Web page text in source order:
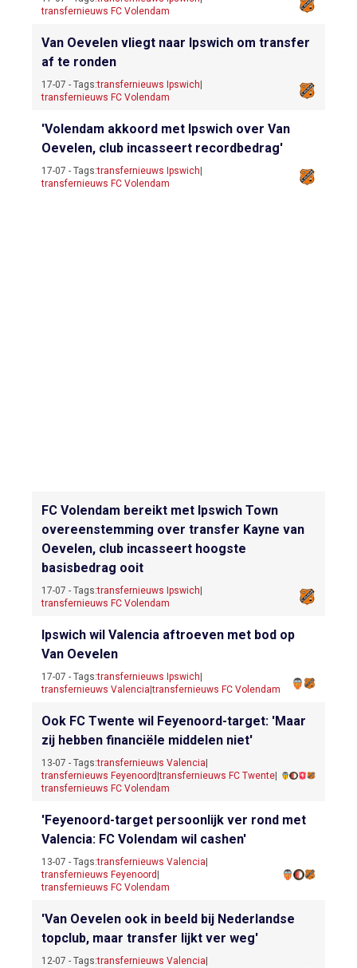
transfernieuws FC Volendam
Van Oevelen vliegt naar Ipswich om transfer
af te ronden
17-07 - Tags:transfernieuws Ipswich
transfernieuws FC Volendam
'Volendam akkoord met Ipswich over Van
Oevelen, club incasseert recordbedrag'
17-07 - Tags:transfernieuws Ipswich
transfernieuws FC Volendam
FC Volendam bereikt met Ipswich Town
overeenstemming over transfer Kayne van
Oevelen, club incasseert hoogste
basisbedrag ooit
17-07 - Tags:transfernieuws Ipswich
transfernieuws FC Volendam
Ipswich wil Valencia aftroeven met bod op
Van Oevelen
17-07 - Tags:transfernieuws Ipswich
transfernieuws Valencia |transfernieuws FC Volendam
Ook FC Twente wil Feyenoord-target: 'Maar
zij hebben financiële middelen niet'
13-07 - Tags:transfernieuws Valencia
transfernieuws Feyenoord |transfernieuws FC Twente
transfernieuws FC Volendam
'Feyenoord-target persoonlijk ver rond met
Valencia: FC Volendam wil cashen'
13-07 - Tags:transfernieuws Valencia
transfernieuws Feyenoord
transfernieuws FC Volendam
'Van Oevelen ook in beeld bij Nederlandse
topclub, maar transfer lijkt ver weg'
12-07 - Tags:transfernieuws Valencia